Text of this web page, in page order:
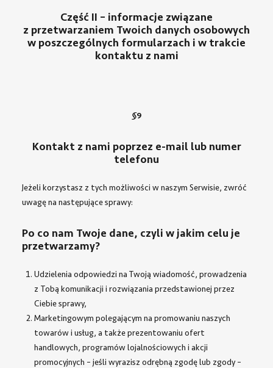
Część II – informacje związane
z przetwarzaniem Twoich danych osobowych
w poszczególnych formularzach i w trakcie
kontaktu z nami
§9
Kontakt z nami poprzez e-mail lub numer
telefonu
Jeżeli korzystasz z tych możliwości w naszym Serwisie, zwróć
uwagę na następujące sprawy:
Po co nam Twoje dane, czyli w jakim celu je
przetwarzamy?
Udzielenia odpowiedzi na Twoją wiadomość, prowadzenia
z Tobą komunikacji i rozwiązania przedstawionej przez
Ciebie sprawy,
Marketingowym polegającym na promowaniu naszych
towarów i usług, a także prezentowaniu ofert
handlowych, programów lojalnościowych i akcji
promocyjnych – jeśli wyrazisz odrębną zgodę lub zgody –